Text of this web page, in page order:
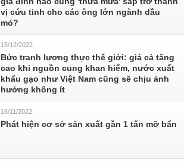
vị cứu tinh cho các ông lớn ngành dầu
mỏ?
15/12/2022
Bức tranh lương thực thế giới: giá cả tăng
cao khi nguồn cung khan hiếm, nước xuất
khẩu gạo như Việt Nam cũng sẽ chịu ảnh
hưởng không ít
16/11/2022
Phát hiện cơ sở sản xuất gần 1 tấn mỡ bẩn